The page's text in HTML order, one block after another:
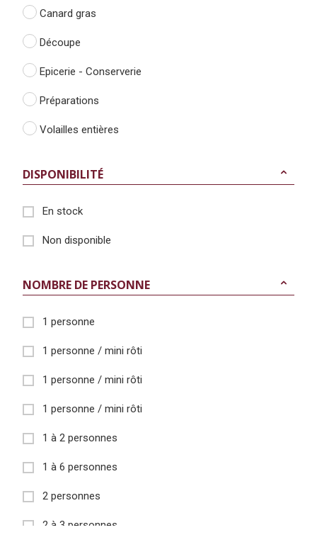
Canard gras
Découpe
Epicerie - Conserverie
Préparations
Volailles entières
DISPONIBILITÉ
En stock
Non disponible
NOMBRE DE PERSONNE
1 personne
1 personne / mini rôti
1 personne / mini rôti
1 personne / mini rôti
1 à 2 personnes
1 à 6 personnes
2 personnes
2 à 3 personnes